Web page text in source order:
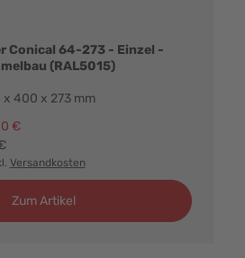
Conical 64-273 - Einzel -
(RAL5015)
400 x 273 mm
€
Versandkosten
Zum Artikel